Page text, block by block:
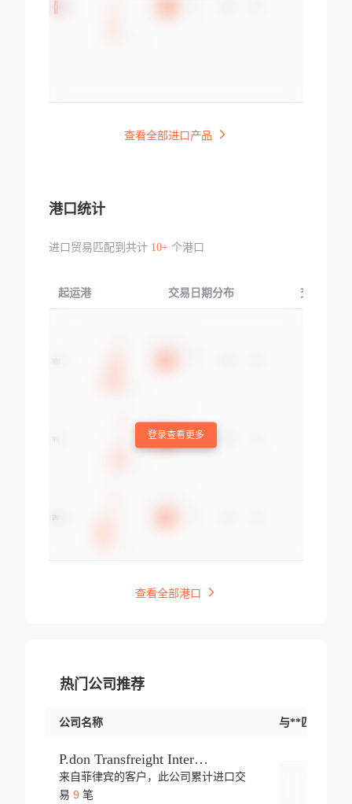
查看全部进口产品
港口统计
进口贸易匹配到共计 10+个港口
起运港 交易日期分布 交易产品
登录查看更多
查看全部港口
热门公司推荐
公司名称 与**匹配交易
P.don Transfreight International
来自菲律宾的客户，此公司累计进口交
易 9 笔